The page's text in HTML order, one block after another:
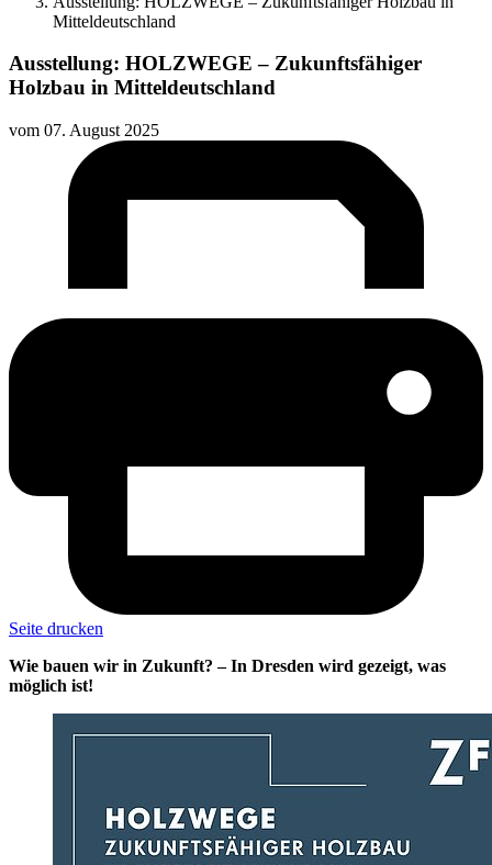
Mitteldeutschland
Ausstellung: HOLZWEGE – Zukunftsfähiger
Holzbau in Mitteldeutschland
vom 07. August 2025
Seite drucken
Wie bauen wir in Zukunft? – In Dresden wird gezeigt, was
möglich ist!